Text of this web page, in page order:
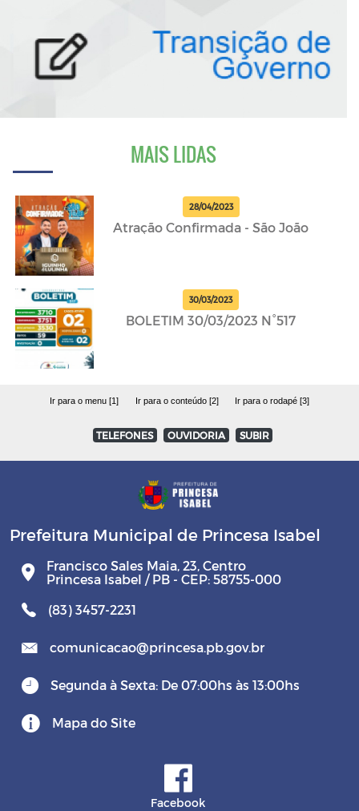
MAIS LIDAS
28/04/2023
Atração Confirmada - São João
30/03/2023
BOLETIM 30/03/2023 N°517
Ir para o menu [1] Ir para o conteúdo [2] Ir para o rodapé [3]
TELEFONES OUVIDORIA SUBIR
Prefeitura Municipal de Princesa Isabel
Francisco Sales Maia, 23, Centro
Princesa Isabel / PB - CEP: 58755-000
(83) 3457-2231
comunicacao@princesa.pb.gov.br
Segunda à Sexta: De 07:00hs às 13:00hs
Mapa do Site
Facebook